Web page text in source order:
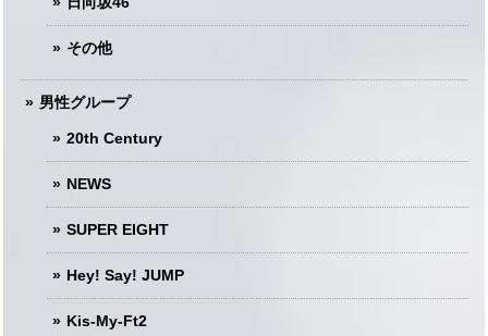
その他
男性グループ
20th Century
NEWS
SUPER EIGHT
Hey! Say! JUMP
Kis-My-Ft2